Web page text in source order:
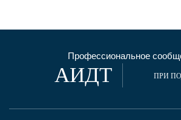
Профессиональное
АИДТ ПРИ